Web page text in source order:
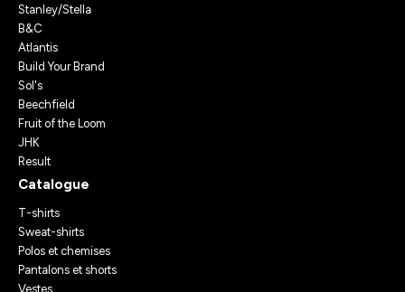
Stanley/Stella
B&C
Atlantis
Build Your Brand
Sol's
Beechfield
Fruit of the Loom
JHK
Result
Catalogue
T-shirts
Sweat-shirts
Polos et chemises
Pantalons et shorts
Vestes